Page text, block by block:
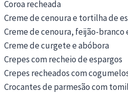
Coroa recheada
Creme de cenoura e tortilha de
Creme de cenoura, feijão-branco
Creme de curgete e abóbora
Crepes com recheio de espargos
Crepes recheados com
Crocantes de parmesão com